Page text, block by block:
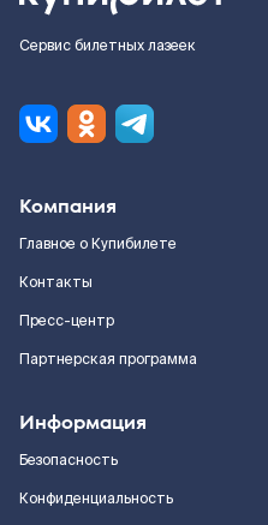
Сервис билетных лазеек
Компания
Главное о Купибилете
Контакты
Пресс-центр
Партнерская программа
Информация
Безопасность
Конфиденциальность